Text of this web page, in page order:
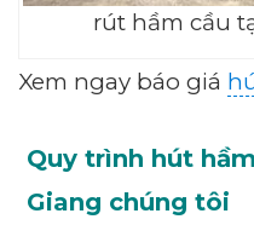
rút hầm cầu
Xem ngay báo giá
Quy trình hút
Giang chúng tôi